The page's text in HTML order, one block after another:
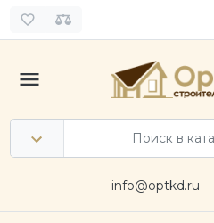
info@optkd.ru